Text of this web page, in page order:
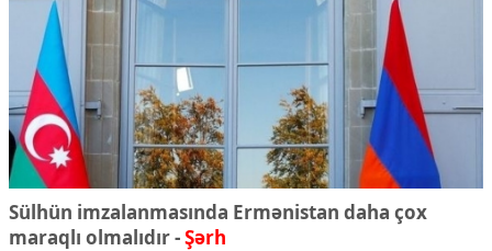
Sülhün imzalanmasında Ermənistan daha çox
maraqlı olmalıdır -Şərh